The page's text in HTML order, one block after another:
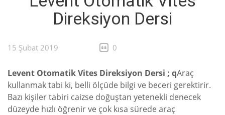
SRC & PSIKOTEKNIK
BLOG
Direksiyon Dersi
15 Şubat 2019 0
Levent Otomatik Vites Direksiyon Dersi ; qAraç
kullanmak tabi ki, belli ölçüde bilgi ve beceri gerektirir.
Bazı kişiler tabiri caizse doğuştan yetenekli denecek
düzeyde hızlı öğrenir ve çok kısa sürede araç